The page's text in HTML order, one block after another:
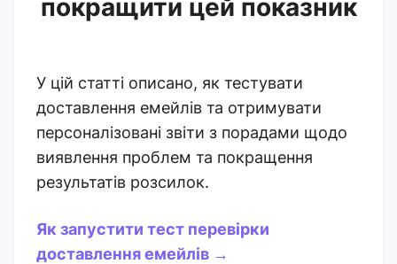
покращити цей показник
У цій статті описано, як тестувати
доставлення емейлів та отримувати
персоналізовані звіти з порадами щодо
виявлення проблем та покращення
результатів розсилок.
Як запустити тест перевірки
доставлення емейлів →